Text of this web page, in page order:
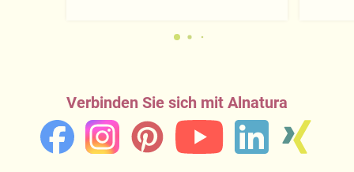
Verbinden Sie sich mit Alnatura